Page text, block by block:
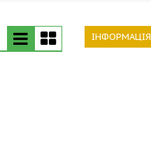
ІНФОРМАЦІЯ